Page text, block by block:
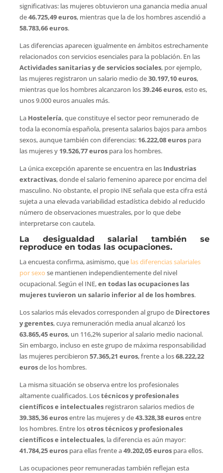
significativas: las mujeres obtuvieron una ganancia media anual
de46.725,49 euros, mientras que la de los hombres ascendió a
58.783,66 euros.
Las diferencias aparecen igualmente en ámbitos estrechamente
relacionados con servicios esenciales para la población. En las
Actividades sanitarias y de servicios sociales, por ejemplo,
las mujeres registraron un salario medio de30.197,10 euros,
mientras que los hombres alcanzaron los39.246 euros, esto es,
unos 9.000 euros anuales más.
La Hostelería, que constituye el sector peor remunerado de
toda la economía española, presenta salarios bajos para ambos
sexos, aunque también con diferencias: 16.222,08 eurospara
las mujeres y 19.526,77 eurospara los hombres.
La única excepción aparente se encuentra en las Industrias
extractivas, donde el salario femenino aparece por encima del
masculino. No obstante, el propio INE señala que esta cifra está
sujeta a una elevada variabilidad estadística debido al reducido
número de observaciones muestrales, por lo que debe
interpretarse con cautela.
La desigualdad salarial también se
reproduce en todas las ocupaciones.
La encuesta confirma, asimismo, que las diferencias salariales
por sexo se mantienen independientemente del nivel
ocupacional. Según el INE,en todas las ocupaciones las
mujeres tuvieron un salario inferior al de los hombres.
Los salarios más elevados corresponden al grupo de Directores
y gerentes, cuya remuneración media anual alcanzó los
63.865,45 euros, un 116,2% superior al salario medio nacional.
Sin embargo, incluso en este grupo de máxima responsabilidad
las mujeres percibieron 57.365,21 euros, frente a los68.222,22
eurosde los hombres.
La misma situación se observa entre los profesionales
altamente cualificados. Lostécnicos y profesionales
científicos e intelectualesregistraron salarios medios de
39.385,36 eurosentre las mujeres y de43.328,38 eurosentre
los hombres. Entre losotros técnicos y profesionales
científicos e intelectuales, la diferencia es aún mayor:
41.784,25 eurospara ellas frente a49.202,05 eurospara ellos.
Las ocupaciones peor remuneradas también reflejan esta